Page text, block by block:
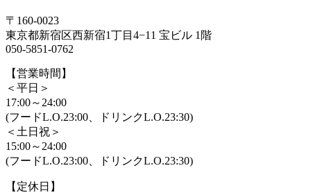
〒160-0023
東京都新宿区西新宿1丁目4−11 宝ビル 1階
050-5851-0762
【営業時間】
＜平日＞
17:00～24:00
(フードL.O.23:00、ドリンクL.O.23:30)
＜土日祝＞
15:00～24:00
(フードL.O.23:00、ドリンクL.O.23:30)
【定休日】